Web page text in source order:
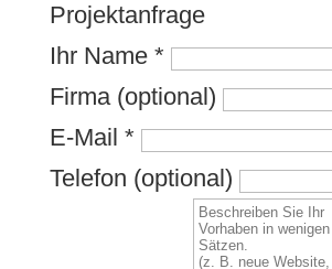
Projektanfrage
Ihr Name *
Firma (optional)
E-Mail *
Telefon (optional)